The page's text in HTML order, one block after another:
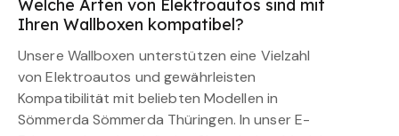
Welche Arten von Elektroautos sind mit
Ihren Wallboxen kompatibel?
Unsere Wallboxen unterstützen eine Vielzahl
von Elektroautos und gewährleisten
Kompatibilität mit beliebten Modellen in
Sömmerda Sömmerda Thüringen. In unser E-